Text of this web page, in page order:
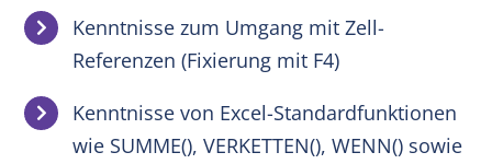
Kenntnisse zum Umgang mit Zell-
Referenzen (Fixierung mit F4)
Kenntnisse von Excel-Standardfunktionen
wie SUMME(), VERKETTEN(), WENN() sowie